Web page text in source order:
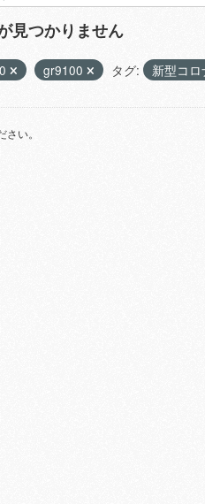
見つかりません
gr9100 タグ: 新型コ
い。